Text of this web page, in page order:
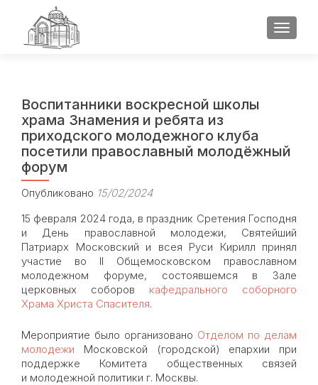
Воспитанники воскресной школы
храма Знамения и ребята из
приходского молодежного клуба
посетили православный молодёжный
форум
Опубликовано 15/02/2024
15 февраля 2024 года, в праздник Сретения Господня
и День православной молодежи, Святейший
Патриарх Московский и всея Руси Кирилл принял
участие во II Общемосковском православном
молодежном форуме, состоявшемся в Зале
церковных соборов кафедрального соборного
Храма Христа Спасителя.
Мероприятие было организовано Отделом по делам
молодежи Московской (городской) епархии при
поддержке Комитета общественных связей
и молодежной политики г. Москвы.